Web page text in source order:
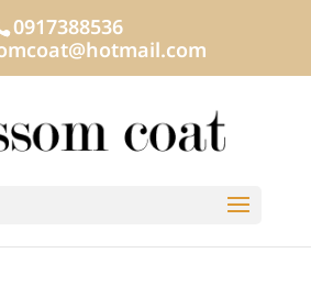
0917388536